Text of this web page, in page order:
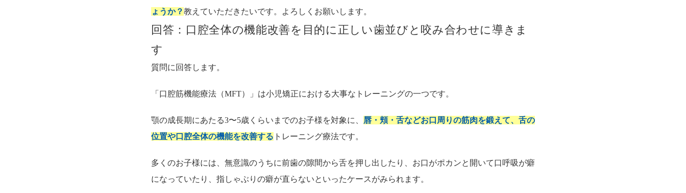
ょうか？教えていただきたいです。よろしくお願いします。
回答：口腔全体の機能改善を目的に正しい歯並びと咬み合わせに導きま
す
質問に回答します。
「口腔筋機能療法（MFT）」は小児矯正における大事なトレーニングの一つです。
顎の成長期にあたる3〜5歳くらいまでのお子様を対象に、 唇・頬・舌などお口周りの筋肉を鍛えて、舌の
位置や口腔全体の機能を改善する トレーニング療法です。
多くのお子様には、無意識のうちに前歯の隙間から舌を押し出したり、お口がポカンと開いて口呼吸が癖
になっていたり、指しゃぶりの癖が直らないといったケースがみられます。